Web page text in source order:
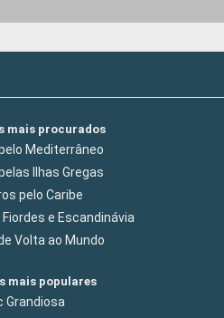
mais procurados
Mediterrâneo
Ilhas Gregas
pelo Caribe
e Escandinávia
Volta ao Mundo
mais populares
Grandiosa